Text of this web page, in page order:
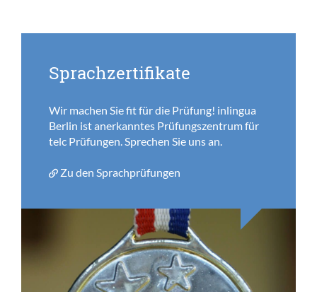
Sprachzertifikate
Wir machen Sie fit für die Prüfung! inlingua
Berlin ist anerkanntes Prüfungszentrum für
telc Prüfungen. Sprechen Sie uns an.
Zu den Sprachprüfungen